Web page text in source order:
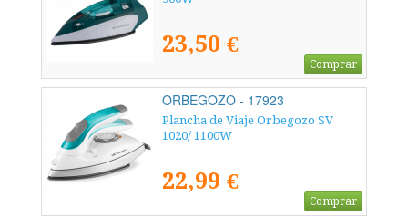
23,50 €
Comprar
ORBEGOZO - 17923
Plancha de Viaje Orbegozo SV
1020/ 1100W
22,99 €
Comprar